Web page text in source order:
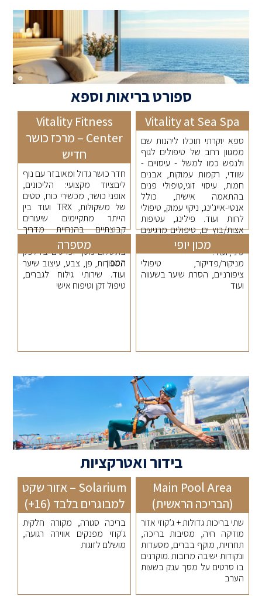
ספורט בריאות וספא
Vitality at Sea Spa
ספא יוקרתי תוכלו ליהנות שם
ממגוון רחב של טיפולים לגוף
ולנפש כמו למשל - עיסויים -
שוודי, רקמות עמוקות, אבנים
חמות, עיסוי זוגי,טיפולי פנים
בהתאמה אישית, כולל
אנטי-אייג'ינג, ניקוי עמוק, טיפולי
לחות ועוד. פילינג, עטיפות
אצות/בוץ ים, טיפולים מרגיעים
לעור יבש.רפלקסולוגיה, דיקור
סיני, ועוד.
Vitality Fitness
Center – מרכז כושר
חדיש
חדר כושר גדול ומאובזר עם נוף
ליםציוד מקצועי: הליכונים,
אופני כושר, מכשירי כוח, סטים
של משקולות, TRX ועוד בין
הייתר מתקיימים שיעורים
קבוצתיים בהנחיית מדריך
מקצועי חלק מהשיעורים
בתשלום נוסף .פרטים בדלפק
המכון
מכון יופי
מניקור/פדיקור, טיפולי
ציפורניים, הסרת שיער בשעווה
ועוד
מספרה
תספורות, פן, צבע, עיצוב שיער
ועוד. שירותי גילוח לגברים,
טיפול זקן וטיפוח אישי
בידור ואטרקציות
Main Pool Area
(הבריכה הראשית)
שתי בריכות גדולות + ג’קוזי אזור
מוזיקה חיה, מסיבות בריכה,
תחרויות, מוקף בברים, מסעדות
ונקודות ישיבה מרובות .מוקרנים
בו סרטים על מסך ענק בשעות
הערב
Solarium – אזור שקט
למבוגרים בלבד (16+)
בריכה סגורה, מקורה חלקית
ג'קוזי מפנקים אווירה רגועה,
מושלם לזוגות